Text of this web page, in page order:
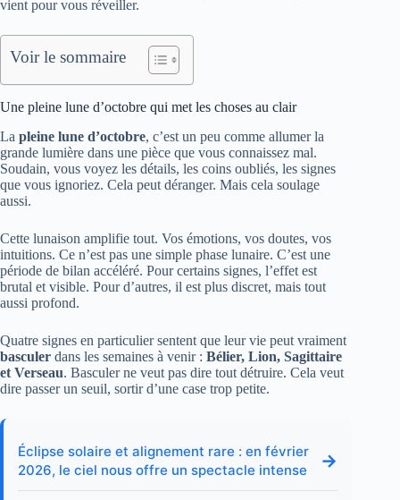
vient pour vous réveiller.
Voir le sommaire
Une pleine lune d’octobre qui met les choses au clair
La pleine lune d’octobre, c’est un peu comme allumer la
grande lumière dans une pièce que vous connaissez mal.
Soudain, vous voyez les détails, les coins oubliés, les signes
que vous ignoriez. Cela peut déranger. Mais cela soulage
aussi.
Cette lunaison amplifie tout. Vos émotions, vos doutes, vos
intuitions. Ce n’est pas une simple phase lunaire. C’est une
période de bilan accéléré. Pour certains signes, l’effet est
brutal et visible. Pour d’autres, il est plus discret, mais tout
aussi profond.
Quatre signes en particulier sentent que leur vie peut vraiment
basculer dans les semaines à venir : Bélier, Lion, Sagittaire
et Verseau. Basculer ne veut pas dire tout détruire. Cela veut
dire passer un seuil, sortir d’une case trop petite.
Éclipse solaire et alignement rare : en février
2026, le ciel nous offre un spectacle intense
→